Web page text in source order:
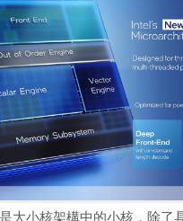
大小核架構中的小核，除了